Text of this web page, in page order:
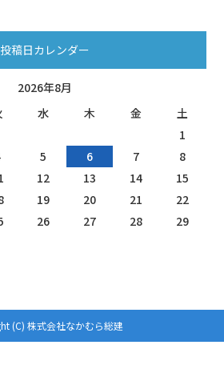
投稿日カレンダー
2026年8月
水 木 金 土
1
5 6 7
8
12 13 14
15
19 20 21
22
26 27 28
29
(C) 株式会社なかむら総建